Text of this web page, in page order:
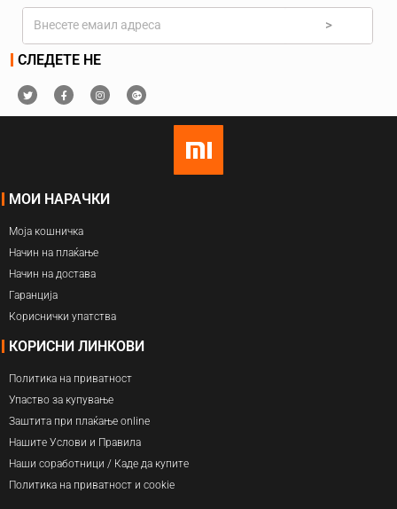
>
СЛЕДЕТЕ НЕ
МОИ НАРАЧКИ
Моја кошничка
Начин на плаќање
Начин на достава
Гаранција
Кориснички упатства
КОРИСНИ ЛИНКОВИ
Политика на приватност
Упаство за купување
Заштита при плаќање online
Нашите Услови и Правила
Наши соработници / Каде да купите
Политика на приватност и cookie